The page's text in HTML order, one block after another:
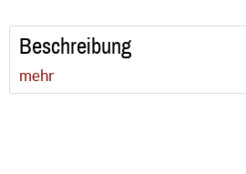
Beschreibung
mehr